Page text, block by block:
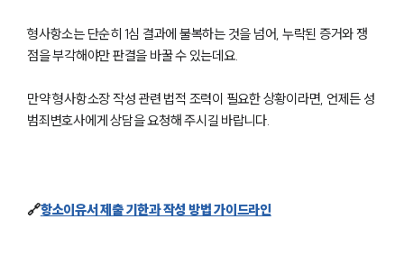
오시는 길
형사항소는 단순히 1심 결과에 불복하는 것을 넘어, 누락된 증거와 쟁
점을 부각해야만 판결을 바꿀 수 있는데요.
만약 형사항소장 작성 관련 법적 조력이 필요한 상황이라면, 언제든 성
범죄변호사에게 상담을 요청해 주시길 바랍니다.
🔗항소이유서 제출 기한과 작성 방법 가이드라인